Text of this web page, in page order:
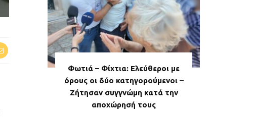
Φωτιά – Φίχτια: Ελεύθεροι με
όρους οι δύο κατηγορούμενοι –
Ζήτησαν συγγνώμη κατά την
αποχώρησή τους